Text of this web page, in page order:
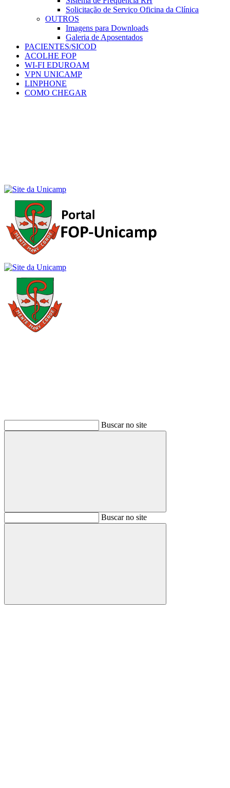
Solicitação de Serviço Oficina da Clínica
OUTROS
Imagens para Downloads
Galeria de Aposentados
PACIENTES/SICOD
ACOLHE FOP
WI-FI EDUROAM
VPN UNICAMP
LINPHONE
COMO CHEGAR
Buscar no site
BuscarBuscar no site
Buscar